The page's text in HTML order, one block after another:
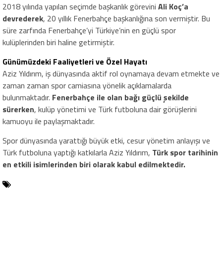
2018 yılında yapılan seçimde başkanlık görevini Ali Koç’a
devrederek, 20 yıllık Fenerbahçe başkanlığına son vermiştir. Bu
süre zarfında Fenerbahçe’yi Türkiye’nin en güçlü spor
kulüplerinden biri haline getirmiştir.
Günümüzdeki Faaliyetleri ve Özel Hayatı
Aziz Yıldırım, iş dünyasında aktif rol oynamaya devam etmekte ve
zaman zaman spor camiasına yönelik açıklamalarda
bulunmaktadır. Fenerbahçe ile olan bağı güçlü şekilde
sürerken, kulüp yönetimi ve Türk futboluna dair görüşlerini
kamuoyu ile paylaşmaktadır.
Spor dünyasında yarattığı büyük etki, cesur yönetim anlayışı ve
Türk futboluna yaptığı katkılarla Aziz Yıldırım, Türk spor tarihinin
en etkili isimlerinden biri olarak kabul edilmektedir.